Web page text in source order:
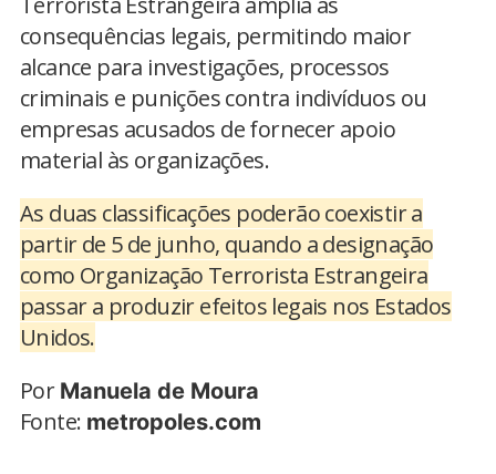
consequências legais, permitindo maior
alcance para investigações, processos
criminais e punições contra indivíduos ou
empresas acusados de fornecer apoio
material às organizações.
As duas classificações poderão coexistir a
partir de 5 de junho, quando a designação
como Organização Terrorista Estrangeira
passar a produzir efeitos legais nos Estados
Unidos.
Por Manuela de Moura
Fonte: metropoles.com